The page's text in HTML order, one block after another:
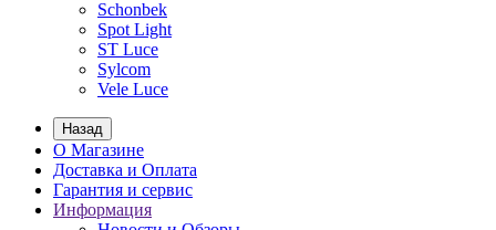
Schonbek
Spot Light
ST Luce
Sylcom
Vele Luce
Назад
О Магазине
Доставка и Оплата
Гарантия и сервис
Информация